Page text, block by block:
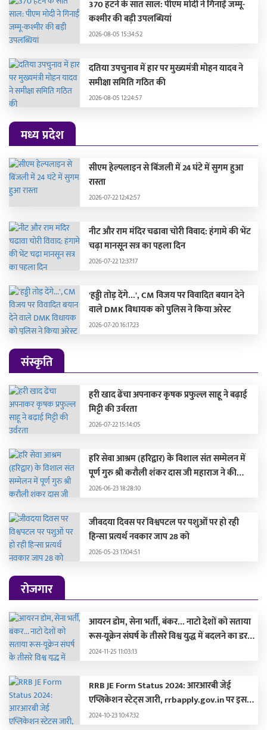
370 हटने के सात साल: पीएम मोदी ने गिनाईं जम्मू-
कश्मीर की बड़ी उपलब्धियां
2026-08-05 15:34:52
दतिया उपचुनाव में हार पर मुख्यमंत्री मोहन यादव ने
समीक्षा समिति गठित की
2026-08-05 12:24:57
मध्य प्रदेश
सीएम हेल्पलाइन से बिंजली में 24 घंटे में सुगम हुआ
रास्ता
2026-07-22 12:42:57
नीट और राम मंदिर चढावा चोरी विवाद: हंगामे की भेंट
चढ़ा मानसून सत्र का पहला दिन
2026-07-22 12:37:17
'हड्डी तोड़ देंगे...', CM विजय पर विवादित बयान देने
वाले DMK विधायक को पुलिस ने किया अरेस्ट
2026-07-20 16:17:23
संस्कृति
हरी खाद ढेंचा अपनाकर कृषक प्रफुल्ल साहू ने बढ़ाई
मिट्टी की उर्वरता
2026-07-22 15:14:05
हरि सेवा आश्रम (हरिद्वार) के विशाल संत सम्मेलन में
पूर्ण गुरु श्री करौली शंकर दास जी महाराज ने की
सहभागिता, मुख्यमंत्री और दिग्गज संतों द्वारा हुए
2026-06-23 18:28:10
जीवदया दिवस पर विश्वपटल पर पशुओं पर हो रही
हिन्सा प्रत्यर्थ नवकार जाप 28 को
2026-05-23 17:04:51
रोजगार
आयरन डोम, सेना भर्ती, बंकर... नाटो देशों को सताया
रूस-यूक्रेन संघर्ष के तीसरे विश्व युद्ध में बदलने का डर,
लड़ाई की तैयारी में जुटे
2024-11-25 11:03:13
RRB JE Form Status 2024: आरआरबी जेई
एप्लिकेशन स्टेट्स जारी, rrbapply.gov.in पर इस
दिन आएगा एडमिट कार्ड
2024-10-23 10:47:32